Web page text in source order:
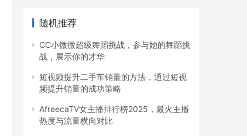
随机推荐
CC小微微超级舞蹈挑战，参与她的舞蹈挑
战，展示你的才华
短视频提升二手车销量的方法，通过短视
频提升销量的成功策略
AfreecaTV女主播排行榜2025，最火主播
热度与流量横向对比